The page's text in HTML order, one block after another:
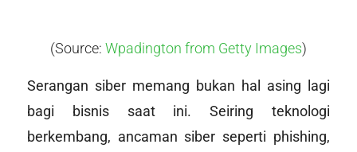
(Source: Wpadington from Getty Images)
Serangan siber memang bukan hal asing lagi
bagi bisnis saat ini. Seiring teknologi
berkembang, ancaman siber seperti phishing,